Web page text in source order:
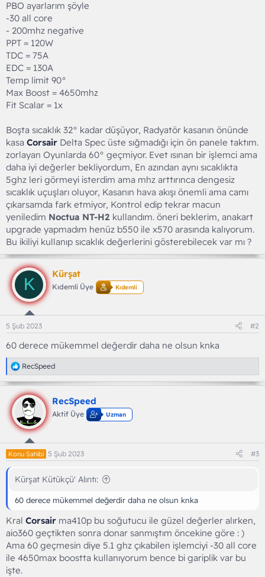
PBO ayarlarım şöyle
-30 all core
- 200mhz negative
PPT = 120W
TDC = 75A
EDC = 130A
Temp limit 90°
Max Boost = 4650mhz
Fit Scalar = 1x
Boşta sıcaklık 32° kadar düşüyor, Radyatör kasanın önünde
kasa Corsair Delta Spec üste sığmadığı için ön panele taktım.
zorlayan Oyunlarda 60° geçmiyor. Evet ısınan bir işlemci ama
daha iyi değerler bekliyordum, En azından aynı sıcaklıkta
5ghz leri görmeyi isterdim ama mhz arttırınca dengesiz
sıcaklık uçuşları oluyor, Kasanın hava akışı önemli ama camı
çıkarsamda fark etmiyor, Kontrol edip tekrar macun
yeniledim Noctua NT-H2 kullandım. öneri beklerim, anakart
upgrade yapmadım henüz b550 ile x570 arasında kalıyorum.
Bu ikiliyi kullanıp sıcaklık değerlerini gösterebilecek var mı ?
K
Kürşat
Kıdemli Üye Kıdemli
5 Şub 2023 #2
60 derece mükemmel değerdir daha ne olsun knka
T
e
p
k
i
l
e
r
:
RecSpeed
RecSpeed
Aktif Üye Uzman
Konu Sahibi 5 Şub 2023 #3
Kürşat Kütükçü' Alıntı:
60 derece mükemmel değerdir daha ne olsun knka
Kral Corsair ma410p bu soğutucu ile güzel değerler alırken,
aio360 geçtikten sonra donar sanmıştım öncekine göre : )
Ama 60 geçmesin diye 5.1 ghz çıkabilen işlemciyi -30 all core
ile 4650max boostta kullanıyorum bence bi gariplik var bu
işte.